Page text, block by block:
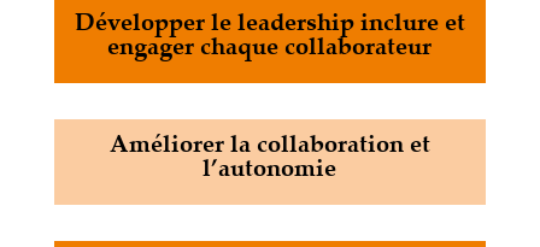
Développer le leadership inclure et
engager chaque collaborateur
Améliorer la collaboration et
l’autonomie